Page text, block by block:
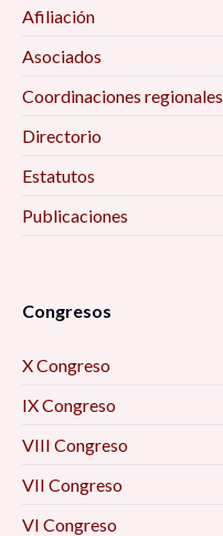
Afiliación
Asociados
Coordinaciones regionales
Directorio
Estatutos
Publicaciones
Congresos
X Congreso
IX Congreso
VIII Congreso
VII Congreso
VI Congreso